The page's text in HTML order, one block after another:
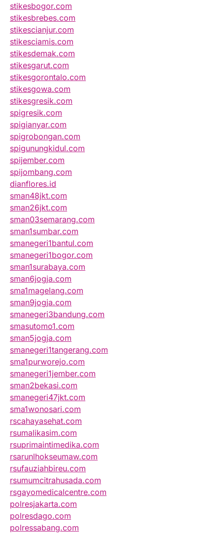
stikesbogor.com
stikesbrebes.com
stikescianjur.com
stikesciamis.com
stikesdemak.com
stikesgarut.com
stikesgorontalo.com
stikesgowa.com
stikesgresik.com
spigresik.com
spigianyar.com
spigrobongan.com
spigunungkidul.com
spijember.com
spijombang.com
dianflores.id
sman48jkt.com
sman26jkt.com
sman03semarang.com
sman1sumbar.com
smanegeri1bantul.com
smanegeri1bogor.com
sman1surabaya.com
sman6jogja.com
sma1magelang.com
sman9jogja.com
smanegeri3bandung.com
smasutomo1.com
sman5jogja.com
smanegeri1tangerang.com
sma1purworejo.com
smanegeri1jember.com
sman2bekasi.com
smanegeri47jkt.com
sma1wonosari.com
rscahayasehat.com
rsumalikasim.com
rsuprimaintimedika.com
rsarunlhokseumaw.com
rsufauziahbireu.com
rsumumcitrahusada.com
rsgayomedicalcentre.com
polresjakarta.com
polresdago.com
polressabang.com